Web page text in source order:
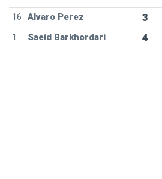
16
Alvaro Perez 3
1
Saeid Barkhordari 4